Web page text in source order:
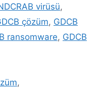
virüsü,
çözüm, GDCB
ransomware, GDCB
,